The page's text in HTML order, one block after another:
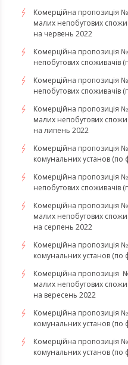
Комерційна пропозиція
малих непобутових
на червень 2022
Комерційна пропозиція
непобутових споживачів
Комерційна пропозиція
непобутових споживачів
Комерційна пропозиція
малих непобутових
на липень 2022
Комерційна пропозиція
комунальних установ (по
Комерційна пропозиція
непобутових споживачів
Комерційна пропозиція
малих непобутових
на серпень 2022
Комерційна пропозиція
комунальних установ (по
Комерційна пропозиція
малих непобутових
на вересень 2022
Комерційна пропозиція
комунальних установ (по
Комерційна пропозиція
комунальних установ (по